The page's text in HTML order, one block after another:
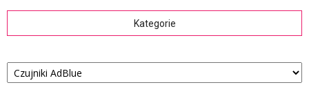
Kategorie
Kategorie